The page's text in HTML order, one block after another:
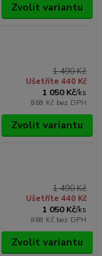
Zvolit variantu
1 490 Kč
Ušetříte 440 Kč
1 050 Kč/ks
868 Kč bez DPH
Zvolit variantu
1 490 Kč
Ušetříte 440 Kč
1 050 Kč/ks
868 Kč bez DPH
Zvolit variantu